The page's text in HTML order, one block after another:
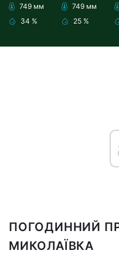
749 мм
34 %
749 мм
25 %
ПОГОДИННИЙ
МИКОЛАЇВКА